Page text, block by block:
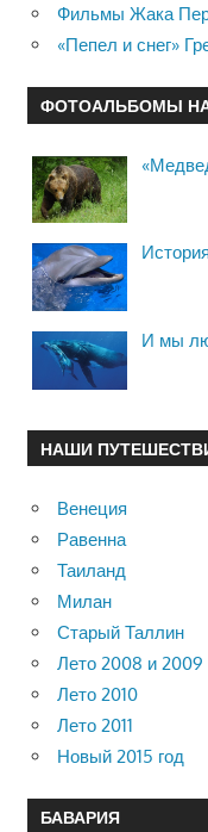
Фильмы Жака
«Пепел и снег»
ФОТОАЛЬБОМЫ
И мы
НАШИ
Венеция
Равенна
Таиланд
Милан
Старый Таллин
Лето 2008 и 2009
Лето 2010
Лето 2011
Новый 2015 год
БАВАРИЯ